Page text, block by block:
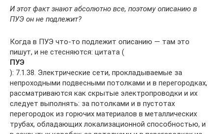
И этот факт знают абсолютно все, поэтому описанию в
ПУЭ он не подлежит?
Когда в ПУЭ что-то подлежит описанию — там это
пишут, и не стесняются: цитата (
ПУЭ
): 7.1.38. Электрические сети, прокладываемые за
непроходными подвесными потолками и в перегородках,
рассматриваются как скрытые электропроводки и их
следует выполнять: за потолками и в пустотах
перегородок из горючих материалов в металлических
трубах, обладающих локализационной способностью, и